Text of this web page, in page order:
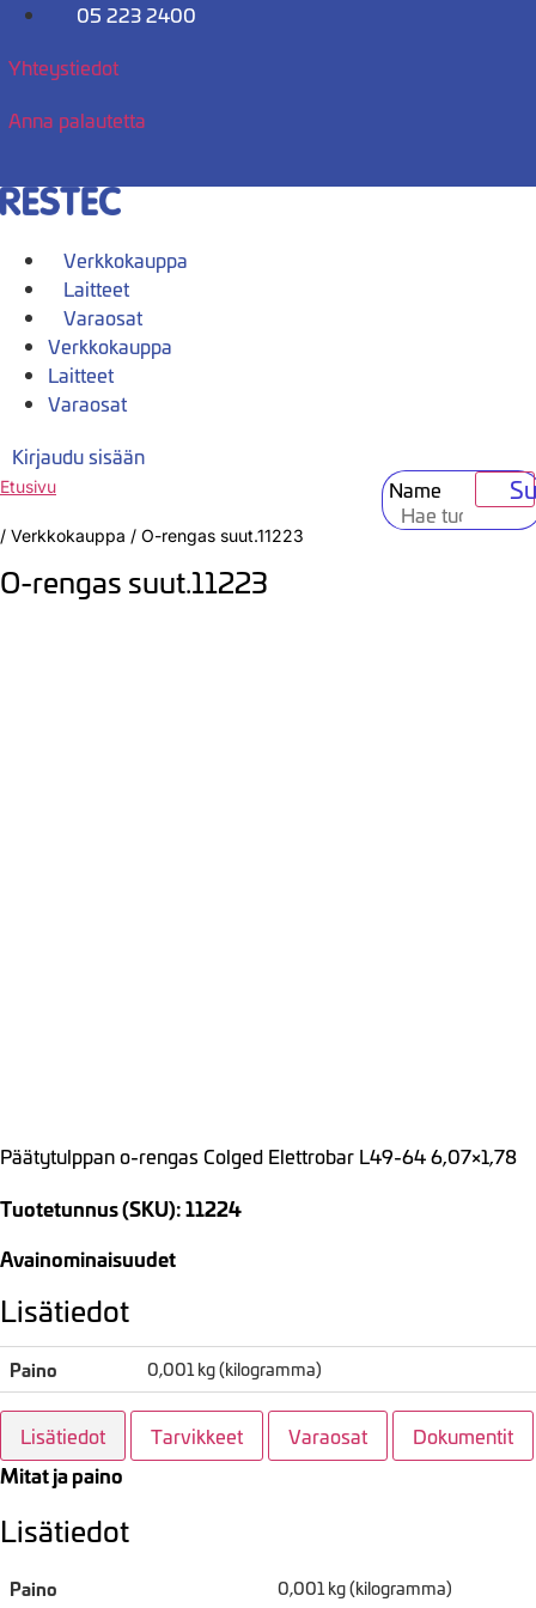
Mene
05 223 2400
Yhteystiedot
Anna palautetta
Verkkokauppa
Laitteet
Varaosat
Verkkokauppa
Laitteet
Varaosat
Kirjaudu sisään
Name
Etusivu
/ Verkkokauppa / O-rengas suut.11223
O-rengas suut.11223
Päätytulppan o-rengas Colged Elettrobar L49-64 6,07×1,78
Tuotetunnus (SKU): 11224
Avainominaisuudet
Lisätiedot
Paino 0,001 kg (kilogramma)
Lisätiedot Tarvikkeet Varaosat Dokumentit
Mitat ja paino
Lisätiedot
Paino 0,001 kg (kilogramma)